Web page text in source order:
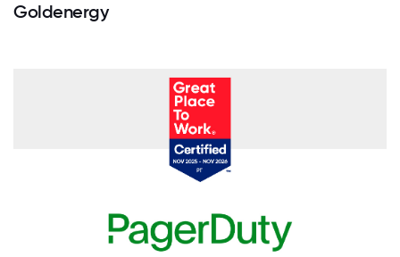
Goldenergy